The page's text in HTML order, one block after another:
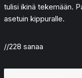
tulisi ikinä tekemään.
asetuin kippuralle.
//228 sanaa